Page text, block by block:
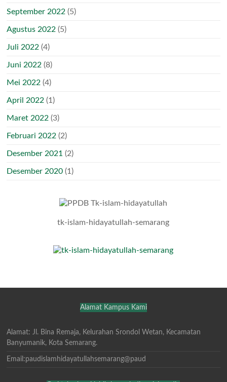
September 2022 (5)
Agustus 2022 (5)
Juli 2022 (4)
Juni 2022 (8)
Mei 2022 (4)
April 2022 (1)
Maret 2022 (3)
Februari 2022 (2)
Desember 2021 (2)
Desember 2020 (1)
tk-islam-hidayatullah-semarang
Alamat Kampus Kami
Alamat: Jl. Bina Remaja, Kelurahan Srondol Wetan, Kecamatan
Banyumanik, Kota Semarang.
Email:paudislamhidayatullahsemarang@paud